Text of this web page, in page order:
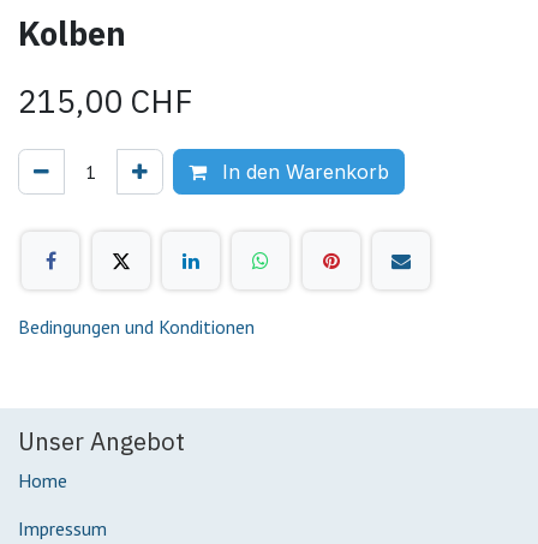
Kolben
215,00 CHF
In den Warenkorb
Bedingungen und Konditionen
Unser Angebot
Home
Impressum